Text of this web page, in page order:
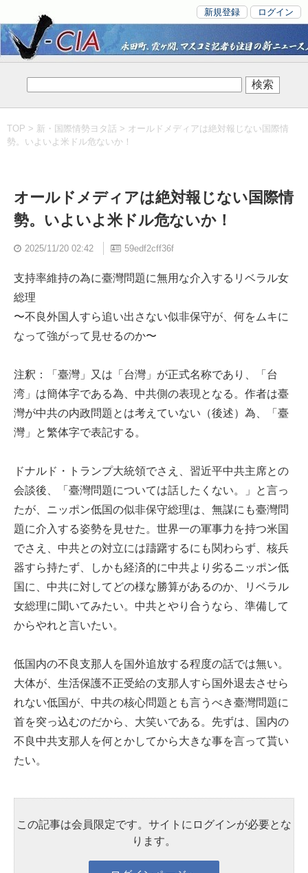
新規登録 ログイン
TOP > 新・国際情勢ヨタ話 > オールドメディアは絶対報じない国際情
勢。いよいよ米ドル危ないか！
オールドメディアは絶対報じない国際情
勢。いよいよ米ドル危ないか！
2025/11/20 02:42 59edf2cff36f
支持率維持の為に臺灣問題に無用な介入するリベラル女
総理
〜不良外国人すら追い出さない似非保守が、何をムキに
なって強がって見せるのか〜
注釈：「臺灣」又は「台灣」が正式名称であり、「台
湾」は簡体字である為、中共側の表現となる。作者は臺
灣が中共の内政問題とは考えていない（後述）為、「臺
灣」と繁体字で表記する。
ドナルド・トランプ大統領でさえ、習近平中共主席との
会談後、「臺灣問題については話したくない。」と言っ
たが、ニッポン低国の似非保守総理は、無謀にも臺灣問
題に介入する姿勢を見せた。世界一の軍事力を持つ米国
でさえ、中共との対立には躊躇するにも関わらず、核兵
器すら持たず、しかも経済的に中共より劣るニッポン低
国に、中共に対してどの様な勝算があるのか、リベラル
女総理に聞いてみたい。中共とやり合うなら、準備して
からやれと言いたい。
低国内の不良支那人を国外追放する程度の話では無い。
大体が、生活保護不正受給の支那人すら国外退去させら
れない低国が、中共の核心問題とも言うべき臺灣問題に
首を突っ込むのだから、大笑いである。先ずは、国内の
不良中共支那人を何とかしてから大きな事を言って貰い
たい。
この記事は会員限定です。サイトにログインが必要とな
ります。